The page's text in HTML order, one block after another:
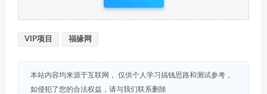
VIP项目 福缘网
本站内容均来源于互联网， 仅供个人学习搞钱思路和测试参考，
如侵犯了您的合法权益，请与我们联系删除